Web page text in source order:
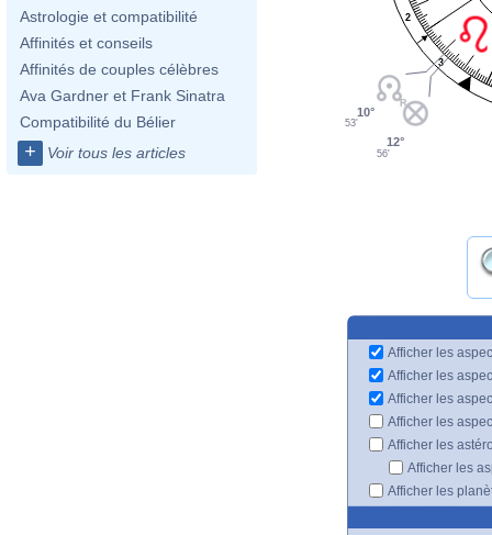
Astrologie et compatibilité
Affinités et conseils
Affinités de couples célèbres
Ava Gardner et Frank Sinatra
Compatibilité du Bélier
+ Voir tous les articles
2
3
10°
53'
12°
56'
Afficher les
Afficher les
Afficher les
Afficher les
Afficher les
Afficher les
Afficher les